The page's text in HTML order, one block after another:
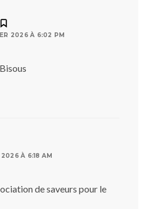
2026 À 6:02 PM
2026 À 6:18 AM
de saveurs pour le